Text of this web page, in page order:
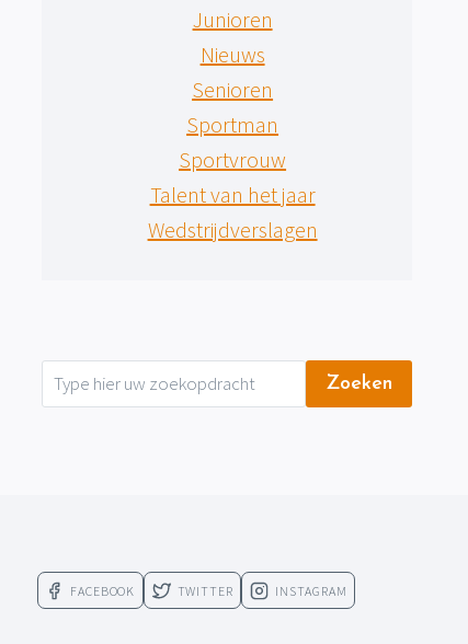
Junioren
Nieuws
Senioren
Sportman
Sportvrouw
Talent van het jaar
Wedstrijdverslagen
Zoeken
FACEBOOK TWITTER INSTAGRAM